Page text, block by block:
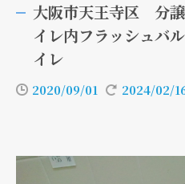
大阪市天王寺区 分
イレ内フラッシュバ
イレ
2020/09/01 2024/02/